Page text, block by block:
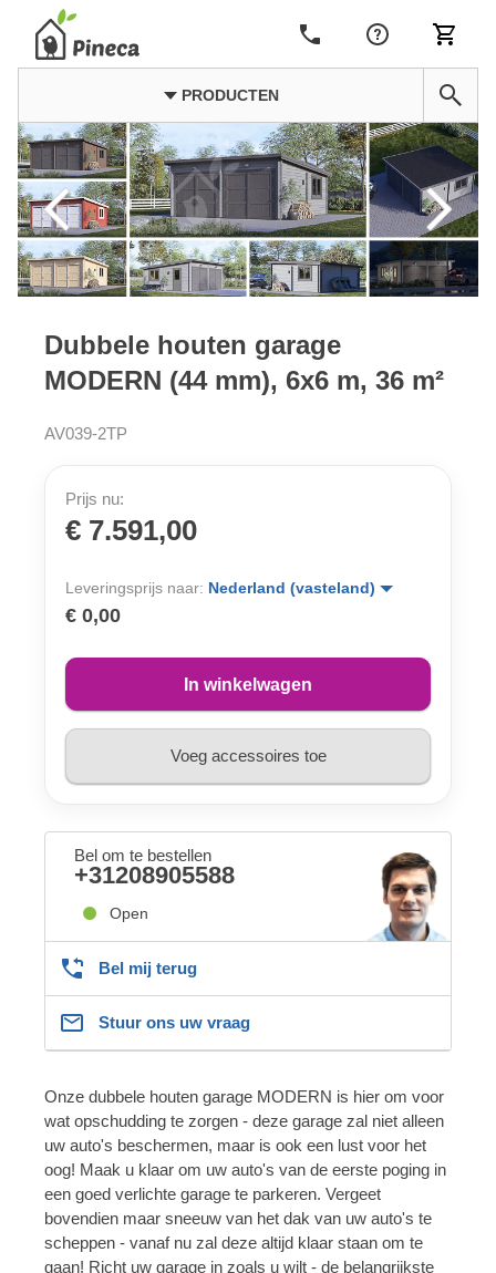
PRODUCTEN
Dubbele houten garage
MODERN (44 mm), 6x6 m, 36 m²
AV039-2TP
Prijs nu:
€ 7.591,00
Leveringsprijs naar: Nederland (vasteland)
€ 0,00
In winkelwagen
Voeg accessoires toe
Bel om te bestellen
+31208905588
Open
Bel mij terug
Stuur ons uw vraag
Onze dubbele houten garage MODERN is hier om voor
wat opschudding te zorgen - deze garage zal niet alleen
uw auto's beschermen, maar is ook een lust voor het
oog! Maak u klaar om uw auto's van de eerste poging in
een goed verlichte garage te parkeren. Vergeet
bovendien maar sneeuw van het dak van uw auto's te
scheppen - vanaf nu zal deze altijd klaar staan om te
gaan! Richt uw garage in zoals u wilt - de belangrijkste